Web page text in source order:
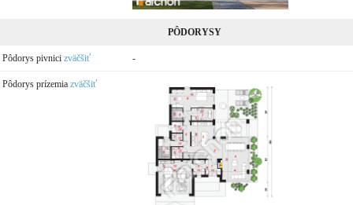
PÔDORYSY
Pôdorys pivnici zväčšiť -
Pôdorys prízemia zväčšiť